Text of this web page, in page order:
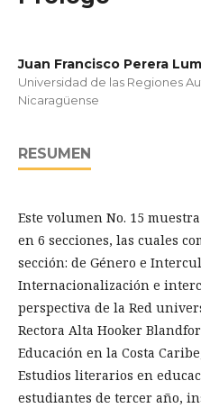
Juan Francisco Perera
Universidad de las Regiones
Nicaragüense
RESUMEN
Este volumen No. 15
en 6 secciones, las cuales
sección: de Género e
Internacionalización e
perspectiva de la Red
Rectora Alta Hooker
Educación en la Costa
Estudios literarios en
estudiantes de tercer año,